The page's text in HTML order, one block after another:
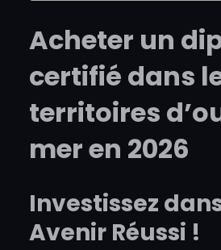
Acheter un
certifié dans
territoires
mer en 2026
Investissez
Avenir Réussi !